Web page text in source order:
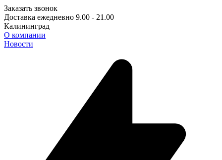
Заказать звонок
Доставка ежедневно 9.00 - 21.00
Калининград
О компании
Новости